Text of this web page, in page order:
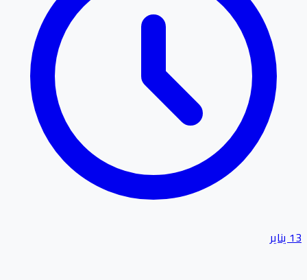
13 يناير